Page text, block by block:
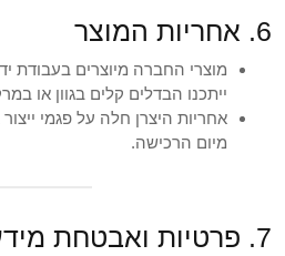
6. אחריות המוצר
מוצרי החברה מיוצרים בעבודת
ייתכנו הבדלים קלים בגוון או
מיום הרכישה.
7. פרטיות ואבטחת מידע